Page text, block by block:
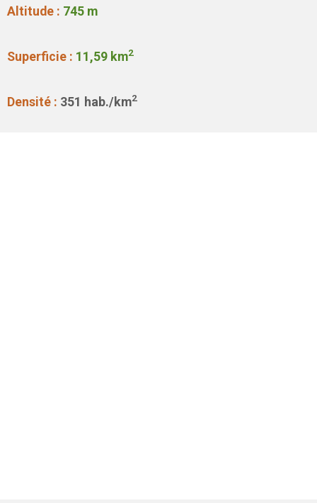
Altitude : 745 m
Superficie : 11,59 km2
Densité : 351 hab./km2